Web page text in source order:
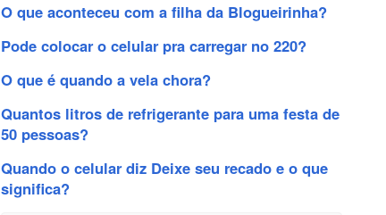
O que aconteceu com a filha da Blogueirinha?
Pode colocar o celular pra carregar no 220?
O que é quando a vela chora?
Quantos litros de refrigerante para uma festa de
50 pessoas?
Quando o celular diz Deixe seu recado e o que
significa?